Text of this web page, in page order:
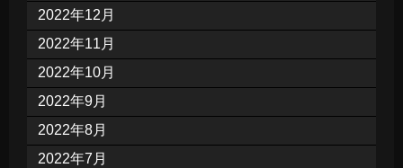
2022年12月
2022年11月
2022年10月
2022年9月
2022年8月
2022年7月